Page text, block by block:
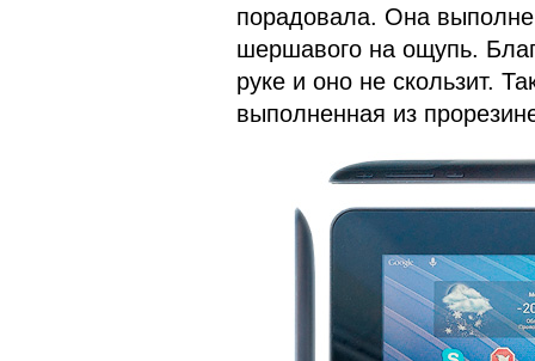
порадовала. Она
шершавого на ощупь.
руке и оно не скользит.
выполненная из